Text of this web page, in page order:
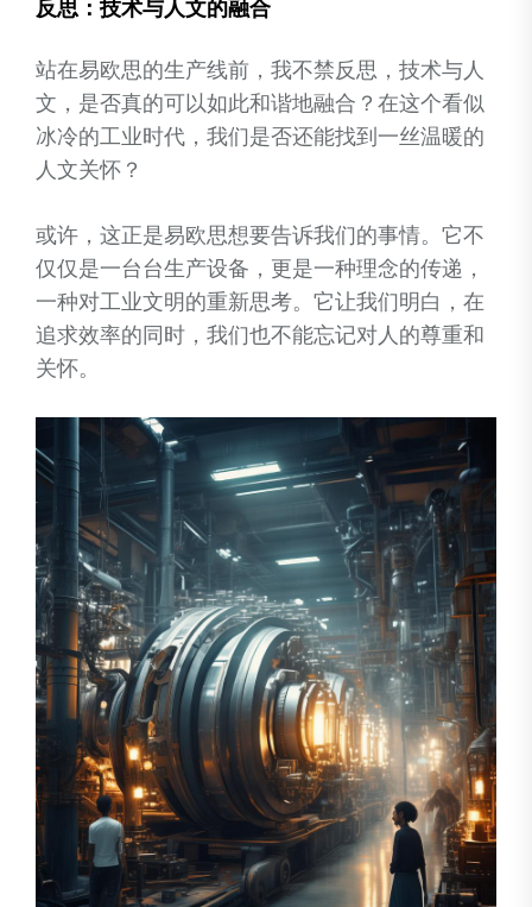
反思：技术与人文的融合
站在易欧思的生产线前，我不禁反思，技术与人
文，是否真的可以如此和谐地融合？在这个看似
冰冷的工业时代，我们是否还能找到一丝温暖的
人文关怀？
或许，这正是易欧思想要告诉我们的事情。它不
仅仅是一台台生产设备，更是一种理念的传递，
一种对工业文明的重新思考。它让我们明白，在
追求效率的同时，我们也不能忘记对人的尊重和
关怀。